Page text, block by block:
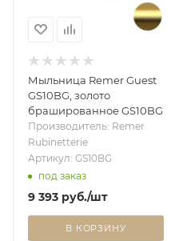
Мыльница Remer Guest
GS10BG, золото
брашированное GS10BG
Производитель: Remer
Rubinetterie
Артикул: GS10BG
под заказ
9 393 руб./шт
В КОРЗИНУ